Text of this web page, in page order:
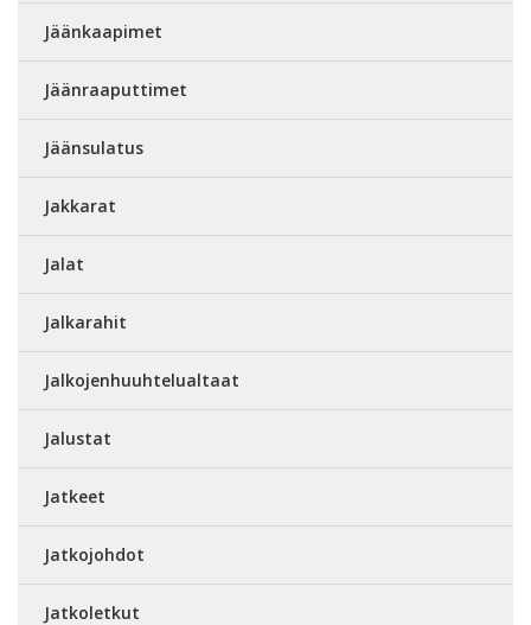
Jäänkaapimet
Jäänraaputtimet
Jäänsulatus
Jakkarat
Jalat
Jalkarahit
Jalkojenhuuhtelualtaat
Jalustat
Jatkeet
Jatkojohdot
Jatkoletkut